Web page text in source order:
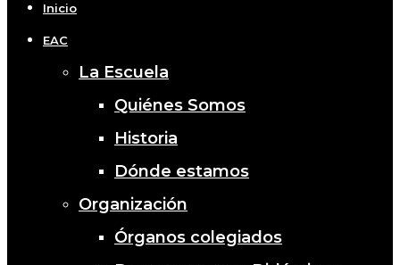
Inicio
EAC
La Escuela
Quiénes Somos
Historia
Dónde estamos
Organización
Órganos colegiados